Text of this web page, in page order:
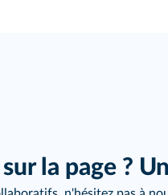
la page ?